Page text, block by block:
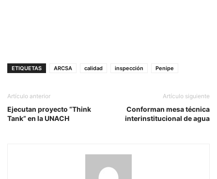
ETIQUETAS ARCSA calidad inspección Penipe
Artículo anterior
Ejecutan proyecto “Think
Tank” en la UNACH
Artículo siguiente
Conforman mesa técnica
interinstitucional de agua